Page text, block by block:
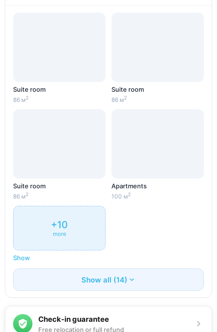
Suite room
86 м2
Suite room
86 м2
Suite room
86 м2
Apartments
100 м2
+10
more
Show
Show all (14)
Check-in guarantee
Free relocation or full refund